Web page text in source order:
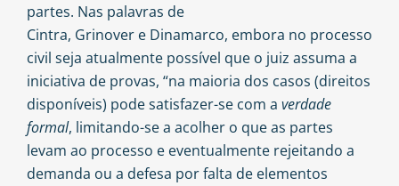
partes. Nas palavras de
Cintra, Grinover e Dinamarco, embora no processo
civil seja atualmente possível que o juiz assuma a
iniciativa de provas, “na maioria dos casos (direitos
disponíveis) pode satisfazer-se com a verdade
formal, limitando-se a acolher o que as partes
levam ao processo e eventualmente rejeitando a
demanda ou a defesa por falta de elementos